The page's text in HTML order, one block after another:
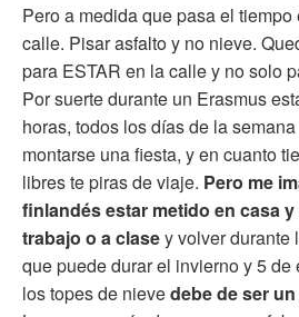
Pero a medida que pasa el
calle. Pisar asfalto y no nieve.
para ESTAR en la calle y no solo
Por suerte durante un Erasmus
horas, todos los días de la
montarse una fiesta, y en cuanto
libres te piras de viaje. Pero me
finlandés estar metido en casa
trabajo o a clasey volver durante
que puede durar el invierno y 5
los topes de nievedebe de ser